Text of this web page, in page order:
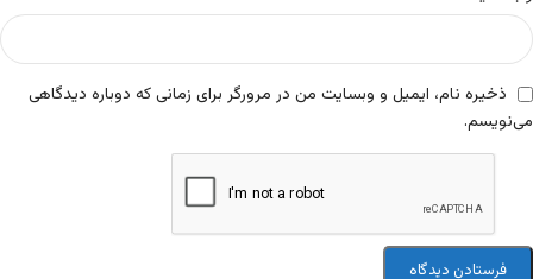
ذخیره نام، ایمیل و وبسایت من در مرورگر برای زمانی که دوباره دیدگاهی
می‌نویسم.